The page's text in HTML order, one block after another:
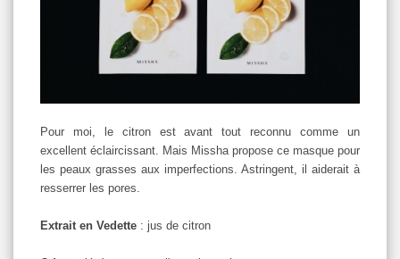
Pour moi, le citron est avant tout reconnu comme un
excellent éclaircissant. Mais Missha propose ce masque pour
les peaux grasses aux imperfections. Astringent, il aiderait à
resserrer les pores.
Extrait en Vedette : jus de citron